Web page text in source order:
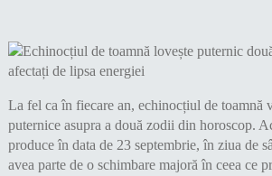
La fel ca în fiecare an, echinocțiul de toamnă
puternice asupra a două zodii din horoscop.
produce în data de 23 septembrie, în ziua de
avea parte de o schimbare majoră în ceea ce